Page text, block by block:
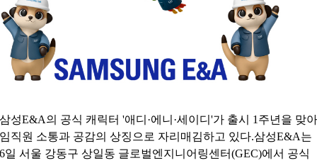
삼성E&A의 공식 캐릭터 '애디·에니·세이디'가 출시 1주년을 맞아
임직원 소통과 공감의 상징으로 자리매김하고 있다.삼성E&A는
6일 서울 강동구 상일동 글로벌엔지니어링센터(GEC)에서 공식